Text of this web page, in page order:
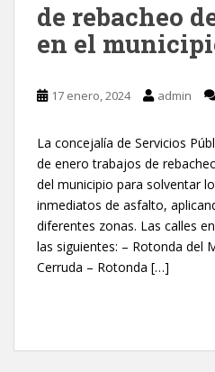
de rebacheo
en el
17 enero, 2024 admin
La concejalía de Servicios
de enero trabajos de
del municipio para solventar
inmediatos de asfalto,
diferentes zonas. Las calles
las siguientes: – Rotonda del
Cerruda – Rotonda […]